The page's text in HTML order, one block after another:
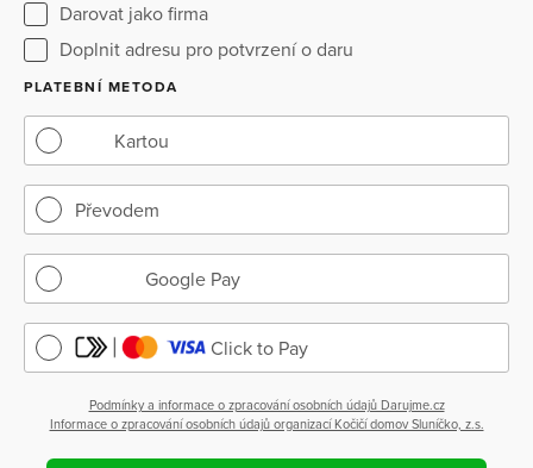
Darovat jako firma
Doplnit adresu pro potvrzení o daru
PLATEBNÍ METODA
Kartou
Převodem
Google Pay
Click to Pay
Podmínky a informace o zpracování osobních údajů Darujme.cz
Informace o zpracování osobních údajů organizací Kočičí domov Sluníčko, z.s.